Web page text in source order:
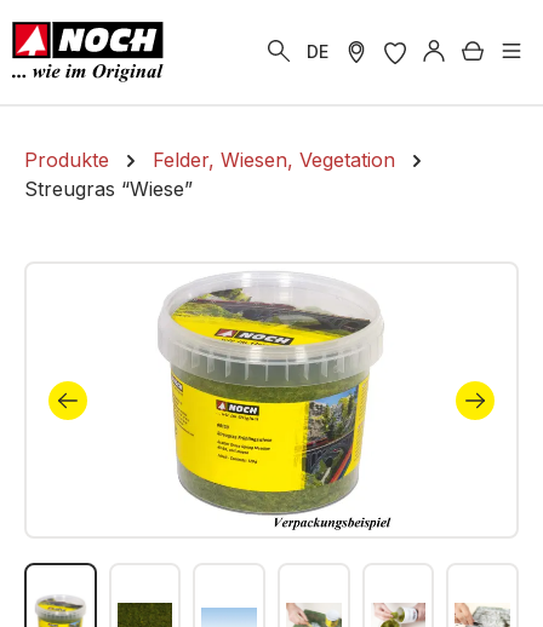
springen
DE
Produkte
Felder, Wiesen, Vegetation
Streugras “Wiese”
Bildergalerie überspringen